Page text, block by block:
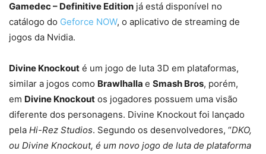
Gamedec – Definitive Edition já está disponível no
catálogo do Geforce NOW, o aplicativo de streaming de
jogos da Nvidia.
Divine Knockout é um jogo de luta 3D em plataformas,
similar a jogos como Brawlhalla e Smash Bros, porém,
em Divine Knockout os jogadores possuem uma visão
diferente dos personagens. Divine Knockout foi lançado
pela Hi-Rez Studios. Segundo os desenvolvedores, “DKO,
ou Divine Knockout, é um novo jogo de luta de plataforma